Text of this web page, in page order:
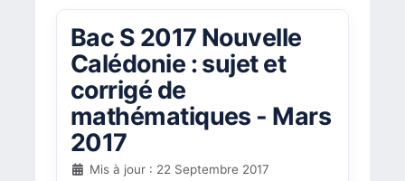
Bac S 2017 Nouvelle
Calédonie : sujet et
corrigé de
mathématiques - Mars
2017
Mis à jour : 22 Septembre 2017